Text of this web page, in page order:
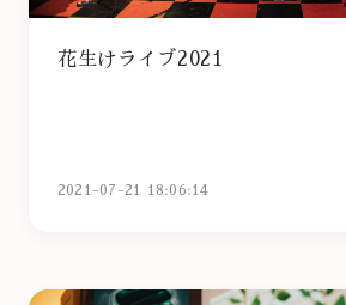
花生けライブ2021
2021-07-21 18:06:14